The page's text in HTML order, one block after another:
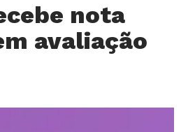
nota
avaliação